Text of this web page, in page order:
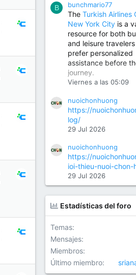
improved joint
helping patients
active and
lifestyle.
Orthopedic Surgeon in Kondapur | Best Orthopedic Doctor in Kondapur | Dr.
Consult Dr. M.
Reddy, the best...
m
B bunchmario77
The Turkish Airlines
New York City is a
resource for both
and leisure
prefer personalized
assistance before
journey.
Viernes a las 05:09
nuoichonhuong
https://
log/
29 Jul 2026
nuoichonhuong
https://
ioi-thieu-nuoi-chon-
29 Jul 2026
Estadísticas del foro
Temas
Mensajes
Miembros
Último miembro